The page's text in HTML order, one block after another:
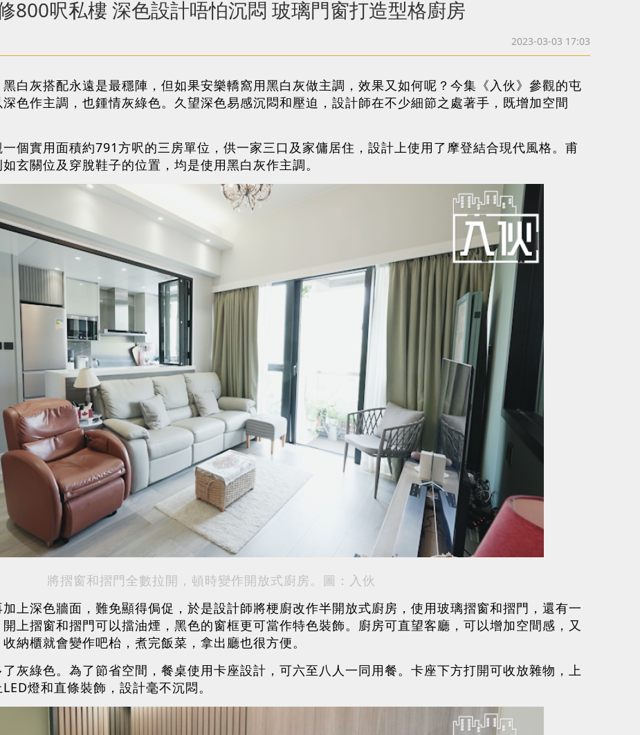
800呎私樓 深色設計唔怕沉悶 玻璃門窗打造型格廚房
2023-03-03 17:03
白灰搭配永遠是最穩陣，但如果安樂轎窩用黑白灰做主調，效果又如何呢？今集《入伙》參觀的屯
色作主調，也鍾情灰綠色。久望深色易感沉悶和壓迫，設計師在不少細節之處著手，既增加空間
個實用面積約791方呎的三房單位，供一家三口及家傭居住，設計上使用了摩登結合現代風格。甫
玄關位及穿脫鞋子的位置，均是使用黑白灰作主調。
將摺窗和摺門全數拉開，頓時變作開放式廚房。圖：入伙
上深色牆面，難免顯得侷促，於是設計師將梗廚改作半開放式廚房，使用玻璃摺窗和摺門，還有一
上摺窗和摺門可以擋油煙，黑色的窗框更可當作特色裝飾。廚房可直望客廳，可以增加空間感，又
納櫃就會變作吧枱，煮完飯菜，拿出廳也很方便。
灰綠色。為了節省空間，餐桌使用卡座設計，可六至八人一同用餐。卡座下方打開可收放雜物，上
燈和直條裝飾，設計毫不沉悶。